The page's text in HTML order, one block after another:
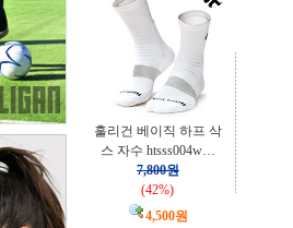
훌리건 베이직 하프 삭
스 자수 htsss004w…
7,800원
(42%)
4,500원